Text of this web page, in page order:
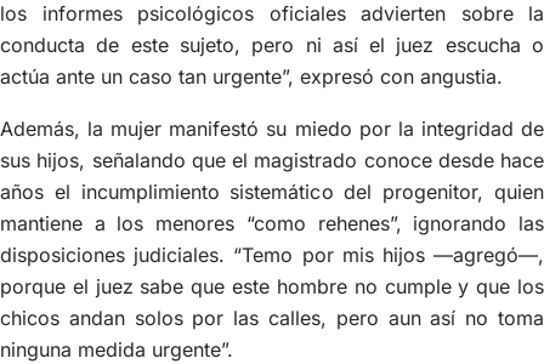
los informes psicológicos oficiales advierten sobre la
conducta de este sujeto, pero ni así el juez escucha o
actúa ante un caso tan urgente”, expresó con angustia.
Además, la mujer manifestó su miedo por la integridad de
sus hijos, señalando que el magistrado conoce desde hace
años el incumplimiento sistemático del progenitor, quien
mantiene a los menores “como rehenes”, ignorando las
disposiciones judiciales. “Temo por mis hijos —agregó—,
porque el juez sabe que este hombre no cumple y que los
chicos andan solos por las calles, pero aun así no toma
ninguna medida urgente”.